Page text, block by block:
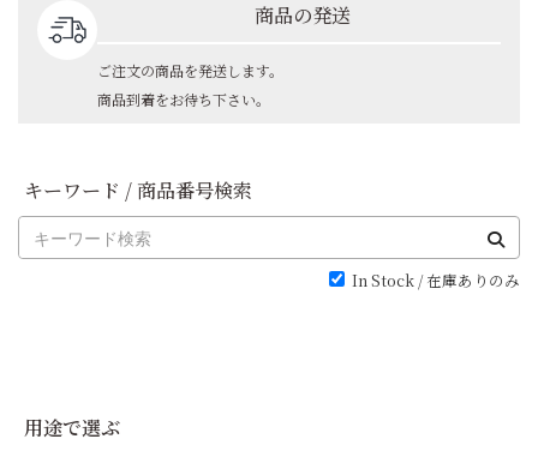
商品の発送
ご注文の商品を発送します。
商品到着をお待ち下さい。
キーワード / 商品番号検索
In Stock / 在庫ありのみ
用途で選ぶ